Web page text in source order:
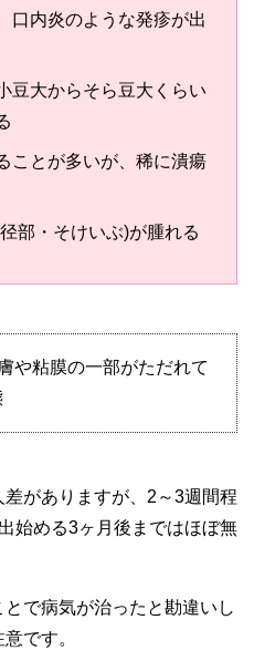
口内炎のような発疹が出
豆大からそら豆大くらい
ことが多いが、稀に潰瘍
部・そけいぶ)が腫れる
や粘膜の一部がただれて
がありますが、2～3週間程
始める3ヶ月後まではほぼ無
で病気が治ったと勘違いし
です。